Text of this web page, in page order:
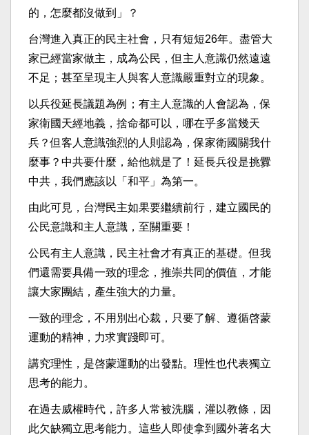
的，怎麼都沒做到」？
台灣進入真正的民主社會，只有短短26年。盡管大
家已經當家做主，成為公民，但主人意識仍然遠遠
不足；甚至呈現主人與客人意識嚴重對立的現象。
以兵役延長議題為例；有主人意識的人會認為，保
家衛國天經地義，捨命都可以，哪在乎多當幾天
兵？但客人意識強烈的人則認為，保家衛國關我什
麼事？中共要什麼，給他就是了！延長兵役是挑釁
中共，我們應該以「和平」為第一。
由此可見，台灣民主如果要繼續前行，建立國民的
公民意識和主人意識，至關重要！
公民有主人意識，民主社會才有真正的基礎。但我
們還需要具備一致的理念，推崇共同的價值，才能
讓大家團結，產生強大的力量。
一致的理念，不用別出心裁，只要了解、遵循啓蒙
運動的精神，力求實踐即可。
講究理性，是啓蒙運動的出發點。理性也代表獨立
思考的能力。
在過去威權時代，許多人常被洗腦，灌以教條，因
此欠缺獨立思考能力。這些人即使拿到國外著名大